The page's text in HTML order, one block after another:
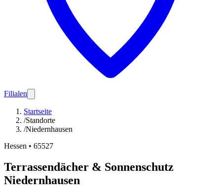
Filialen
Startseite
/Standorte
/Niedernhausen
Hessen • 65527
Terrassendächer & Sonnenschutz
Niedernhausen